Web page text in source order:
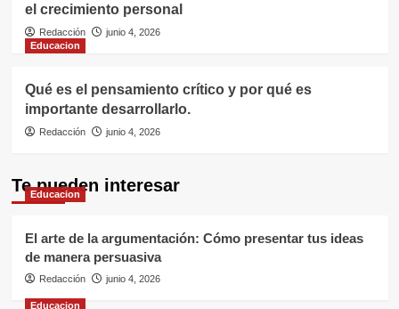
el crecimiento personal
Redacción
junio 4, 2026
Educacion
Qué es el pensamiento crítico y por qué es
importante desarrollarlo.
Redacción junio 4, 2026
Te pueden interesar
Educacion
El arte de la argumentación: Cómo presentar tus ideas
de manera persuasiva
Redacción junio 4, 2026
Educacion